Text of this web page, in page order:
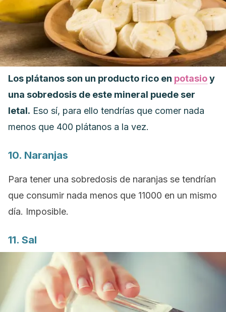
Los plátanos son un producto rico en potasioy
una sobredosis de este mineral puede ser
letal. Eso sí, para ello tendrías que comer nada
menos que 400 plátanos a la vez.
10. Naranjas
Para tener una sobredosis de naranjas se tendrían
que consumir nada menos que 11000 en un mismo
día. Imposible.
11. Sal